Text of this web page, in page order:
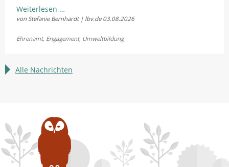
Weiterlesen …
schützen
Erfahrungen
LBV
von Stefanie Bernhardt | lbv.de 03.08.2026
Ehrenamt, Engagement, Umweltbildung
Alle Nachrichten